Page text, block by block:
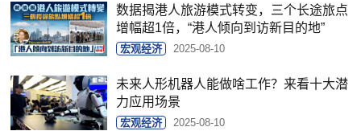
数据揭港人旅游模式转变，三个长途旅点
增幅超1倍，“港人倾向到访新目的地”
宏观经济 2025-08-10
未来人形机器人能做啥工作？来看十大潜
力应用场景
宏观经济 2025-08-10